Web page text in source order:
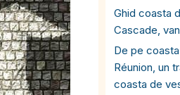
Ghid coasta
Cascade,
De pe
Réunion, un
coasta de